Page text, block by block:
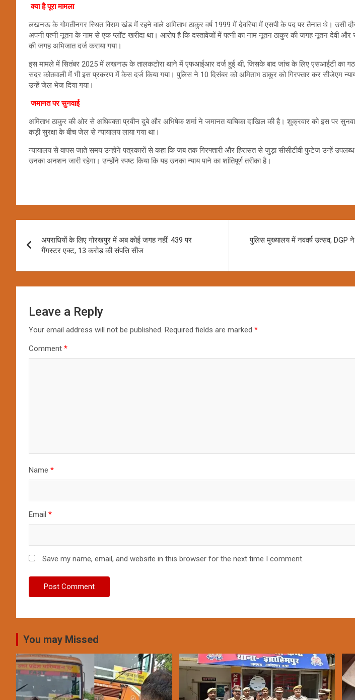
क्या है पूरा मामला
लखनऊ के गोमतीनगर स्थित विराम खंड में रहने वाले अमिताभ ठाकुर वर्ष 1999 में देवरिया में एसपी के पद पर तैनात थे। उसी
अपनी पत्नी नूतन के नाम से एक प्लॉट खरीदा था। आरोप है कि दस्तावेजों में पत्नी का नाम नूतन ठाकुर की जगह नूतन देवी और
की जगह अभिजात दर्ज कराया गया।
इस मामले में सितंबर 2025 में लखनऊ के तालकटोरा थाने में एफआईआर दर्ज हुई थी, जिसके बाद जांच के लिए एसआईटी का गठन
सदर कोतवाली में भी इस प्रकरण में केस दर्ज किया गया। पुलिस ने 10 दिसंबर को अमिताभ ठाकुर को गिरफ्तार कर सीजेएम
उन्हें जेल भेज दिया गया।
जमानत पर सुनवाई
अमिताभ ठाकुर की ओर से अधिवक्ता प्रवीन दुबे और अभिषेक शर्मा ने जमानत याचिका दाखिल की है। शुक्रवार को इस पर
कड़ी सुरक्षा के बीच जेल से न्यायालय लाया गया था।
न्यायालय से वापस जाते समय उन्होंने पत्रकारों से कहा कि जब तक गिरफ्तारी और हिरासत से जुड़ा सीसीटीवी फुटेज उन्हें
उनका अनशन जारी रहेगा। उन्होंने स्पष्ट किया कि यह उनका न्याय पाने का शांतिपूर्ण तरीका है।
navigation
अपराधियों के लिए गोरखपुर में अब कोई जगह नहीं: 439 पर
गैंगस्टर एक्ट, 13 करोड़ की संपत्ति सीज
पुलिस मुख्यालय में नववर्ष उत्सव, DGP
Leave a Reply
Your email address will not be published. Required fields are marked *
Comment *
Name *
Email *
Save my name, email, and website in this browser for the next time I comment.
You may Missed